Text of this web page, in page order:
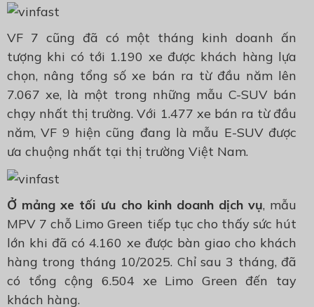
VF 7 cũng đã có một tháng kinh doanh ấn
tượng khi có tới 1.190 xe được khách hàng lựa
chọn, nâng tổng số xe bán ra từ đầu năm lên
7.067 xe, là một trong những mẫu C-SUV bán
chạy nhất thị trường. Với 1.477 xe bán ra từ đầu
năm, VF 9 hiện cũng đang là mẫu E-SUV được
ưa chuộng nhất tại thị trường Việt Nam.
Ở mảng xe tối ưu cho kinh doanh dịch vụ, mẫu
MPV 7 chỗ Limo Green tiếp tục cho thấy sức hút
lớn khi đã có 4.160 xe được bàn giao cho khách
hàng trong tháng 10/2025. Chỉ sau 3 tháng, đã
có tổng cộng 6.504 xe Limo Green đến tay
khách hàng.